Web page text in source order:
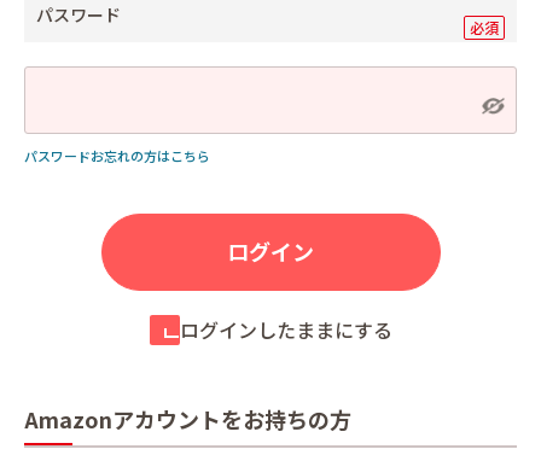
パスワード
パスワードお忘れの方はこちら
ログインしたままにする
Amazonアカウントをお持ちの方